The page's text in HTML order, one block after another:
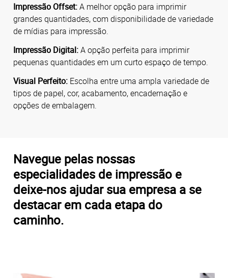
Impressão Offset:A melhor opção para imprimir
grandes quantidades, com disponibilidade de variedade
de mídias para impressão.
Impressão Digital:A opção perfeita para imprimir
pequenas quantidades em um curto espaço de tempo.
Visual Perfeito: Escolha entre uma ampla variedade de
tipos de papel, cor, acabamento, encadernação e
opções de embalagem.
Navegue pelas nossas
especialidades de impressão e
deixe-nos ajudar sua empresa a se
destacar em cada etapa do
caminho.